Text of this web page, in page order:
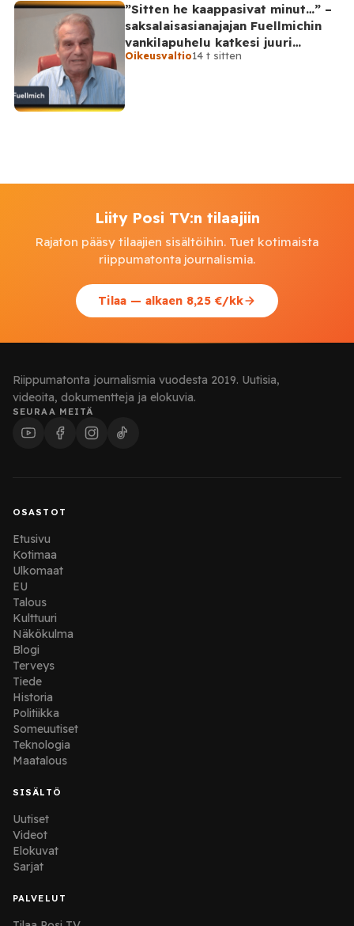
”Sitten he kaappasivat minut…” –
saksalaisasianajajan Fuellmichin
vankilapuhelu katkesi juuri
kriittisellä hetkellä
Oikeusvaltio14 t sitten
Liity Posi TV:n tilaajiin
Rajaton pääsy tilaajien sisältöihin. Tuet kotimaista
riippumatonta journalismia.
Tilaa — alkaen 8,25 €/kk
Riippumatonta journalismia vuodesta 2019. Uutisia,
videoita, dokumentteja ja elokuvia.
SEURAA MEITÄ
OSASTOT
Etusivu
Kotimaa
Ulkomaat
EU
Talous
Kulttuuri
Näkökulma
Blogi
Terveys
Tiede
Historia
Politiikka
Someuutiset
Teknologia
Maatalous
SISÄLTÖ
Uutiset
Videot
Elokuvat
Sarjat
PALVELUT